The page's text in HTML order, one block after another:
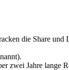
die Share und
Jahre lange